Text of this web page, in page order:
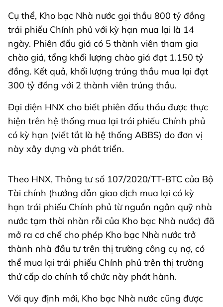
Cụ thể, Kho bạc Nhà nước gọi thầu 800 tỷ đồng
trái phiếu Chính phủ với kỳ hạn mua lại là 14
ngày. Phiên đấu giá có 5 thành viên tham gia
chào giá, tổng khối lượng chào giá đạt 1.150 tỷ
đồng. Kết quả, khối lượng trúng thầu mua lại đạt
300 tỷ đồng với 2 thành viên trúng thầu.
Đại diện HNX cho biết phiên đấu thầu được thực
hiện trên hệ thống mua lại trái phiếu Chính phủ
có kỳ hạn (viết tắt là hệ thống ABBS) do đơn vị
này xây dựng và phát triển.
Theo HNX, Thông tư số 107/2020/TT-BTC của Bộ
Tài chính (hướng dẫn giao dịch mua lại có kỳ
hạn trái phiếu Chính phủ từ nguồn ngân quỹ nhà
nước tạm thời nhàn rỗi của Kho bạc Nhà nước) đã
mở ra cơ chế cho phép Kho bạc Nhà nước trở
thành nhà đầu tư trên thị trường công cụ nợ, có
thể mua lại trái phiếu Chính phủ trên thị trường
thứ cấp do chính tổ chức này phát hành.
Với quy định mới, Kho bạc Nhà nước cũng được